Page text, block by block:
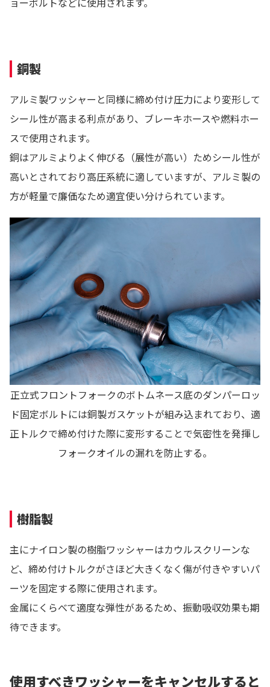
銅製
アルミ製ワッシャーと同様に締め付け圧力により変形して
シール性が高まる利点があり、ブレーキホースや燃料ホー
スで使用されます。
銅はアルミよりよく伸びる（展性が高い）ためシール性が
高いとされており高圧系統に適していますが、アルミ製の
方が軽量で廉価なため適宜使い分けられています。
正立式フロントフォークのボトムネース底のダンパーロッ
ド固定ボルトには銅製ガスケットが組み込まれており、適
正トルクで締め付けた際に変形することで気密性を発揮し
フォークオイルの漏れを防止する。
樹脂製
主にナイロン製の樹脂ワッシャーはカウルスクリーンな
ど、締め付けトルクがさほど大きくなく傷が付きやすいパ
ーツを固定する際に使用されます。
金属にくらべて適度な弾性があるため、振動吸収効果も期
待できます。
使用すべきワッシャーをキャンセルすると